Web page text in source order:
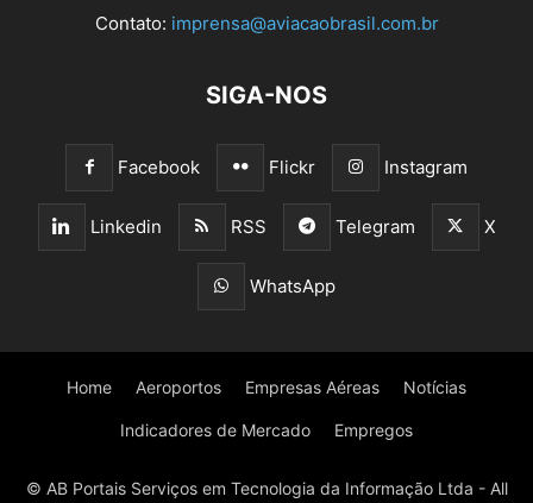
Contato: imprensa@aviacaobrasil.com.br
SIGA-NOS
Facebook Flickr Instagram
Linkedin RSS Telegram X
WhatsApp
Home Aeroportos Empresas Aéreas Notícias
Indicadores de Mercado Empregos
© AB Portais Serviços em Tecnologia da Informação Ltda - All